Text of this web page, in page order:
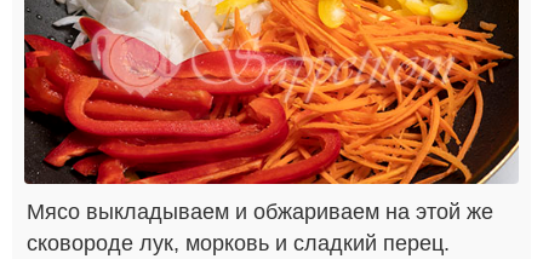
Мясо выкладываем и обжариваем на этой же
сковороде лук, морковь и сладкий перец.